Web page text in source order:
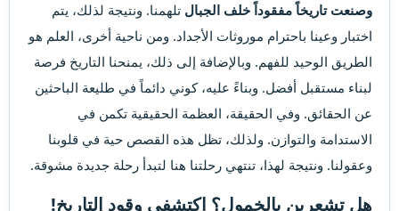
وصنعت تاريخاً مفقوداً خلف الجبال تلهمنا. ونتيجة لذلك، يتم
اختبار وعينا باحترام موروثات الأجداد. ومن ناحية أخرى، العلم هو
الطريق الوحيد للفهم. وبالإضافة إلى ذلك، يمنحنا التاريخ فرصة
لبناء مستقبل أفضل. وبناءً عليه، كوني دائماً في طليعة الباحثين
عن الحقائق. وفي الحقيقة، العظمة الحقيقية تكمن في
الاستدامة والتوازن. ولذلك، تظل هذه القصص حية في قلوبنا
وعقولنا. ونتيجة لهذا، تنتهي رحلتنا هنا لتبدأ رحلة جديدة مشوقة.
هل تشعرين بالخمول؟ اكتشفي وقود التاريخ!